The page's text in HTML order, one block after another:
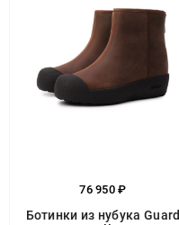
76 950 ₽
Ботинки из нубука Guard